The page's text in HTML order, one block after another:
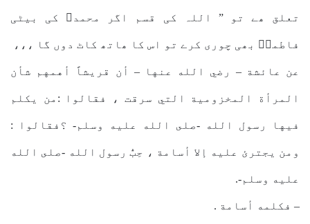
تعلق ھے تو ” اللہ کی قسم اگر محمدﷺ کی بیٹی
فاطمہؓ بھی چوری کرے تو اس کا ھاتھ کاٹ دوں گا ،،،
عن عائشة – رضي الله عنها – أن قريشاً أهمهم شأن
المرأة المخزومية التي سرقت ، فقالوا :من يكلم
فيها رسول الله -صلى الله عليه وسلم- ؟فقالوا :
ومن يجترئ عليه إلا أسامة ، حِبُّ رسول الله -صلى الله
عليه وسلم-.
– فكلمه أسامة .